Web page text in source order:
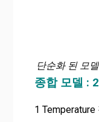
단순화 된 모
종합 모델 :
1